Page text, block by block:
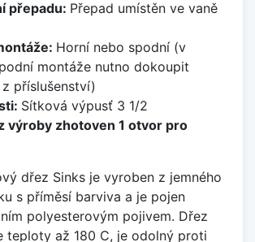
přepadu: Přepad umístěn ve vaně
Horní nebo spodní (v
montáže nutno dokoupit
příslušenství)
Sítková výpusť 3 1/2
výroby zhotoven 1 otvor pro
dřez Sinks je vyroben z jemného
s příměsí barviva a je pojen
polyesterovým pojivem. Dřez
teploty až 180 C, je odolný proti